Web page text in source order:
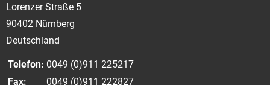
Lorenzer Straße 5
90402 Nürnberg
Deutschland
Telefon: 0049 (0)911 225217
Fax:
0049 (0)911 222827